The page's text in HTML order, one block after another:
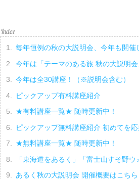
毎年恒例の秋の大説明会、今年も開催
今年は「テーマのある旅 秋の大説明
今年は全30講座！（※説明会含む）
ピックアップ有料講座紹介
★有料講座一覧★ 随時更新中！
ピックアップ無料講座紹介 初めてを応
★無料講座一覧★ 随時更新中！
「東海道をあるく」「富士山すそ野
あるく秋の大説明会 開催概要はこちら